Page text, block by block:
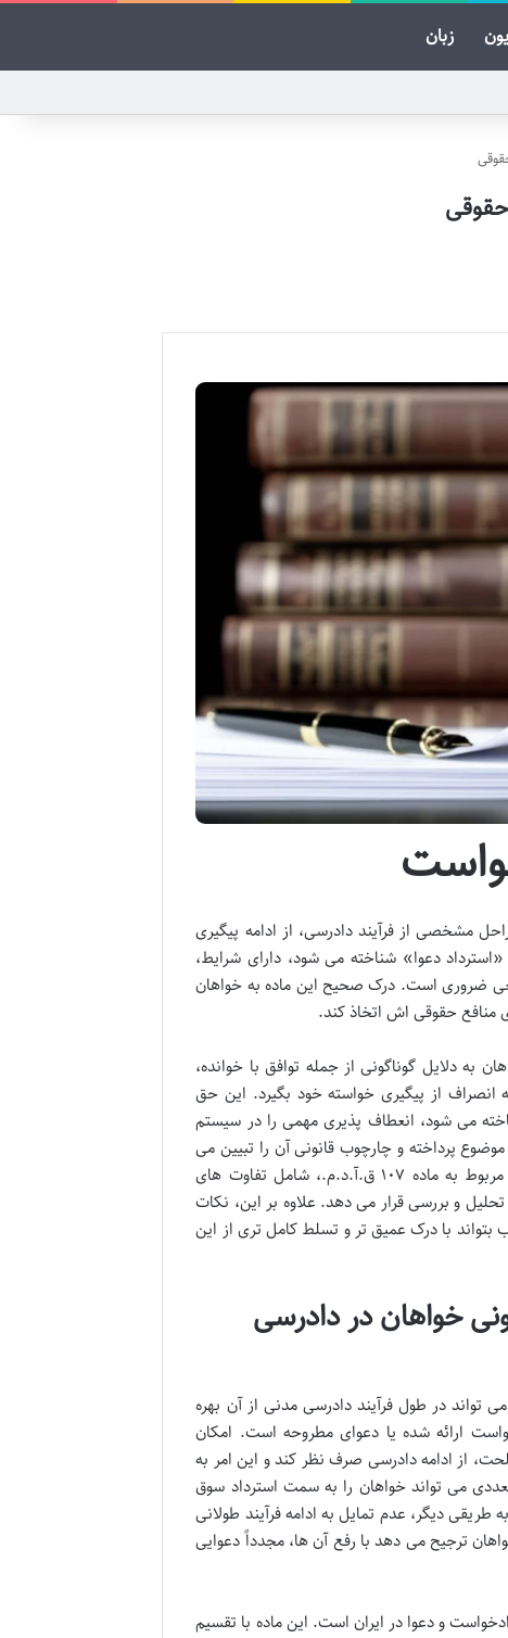
زبان
مشخصی از فرآیند دادرسی، از ادامه پیگیری
دعوا» شناخته می شود، دارای شرایط،
ضروری است. درک صحیح این ماده به خواهان
منافع حقوقی اش اتخاذ کند.
دلایل گوناگونی از جمله توافق با خوانده،
انصراف از پیگیری خواسته خود بگیرد. این حق
می شود، انعطاف پذیری مهمی را در سیستم
تفصیل به این موضوع پرداخته و چارچوب قانونی آن را تبیین می
کند. این مقاله با هدف ارائه یک راهنمای جامع و تخصصی، تمامی ابعاد مربوط به ماده ۱۰۷ ق.آ.د.م.، شامل تفاوت های
و بررسی قرار می دهد. علاوه بر این، نکات
بتواند با درک عمیق تر و تسلط کامل تری از این
خواهان در دادرسی
در طول فرآیند دادرسی مدنی از آن بهره
ارائه شده یا دعوای مطروحه است. امکان
از ادامه دادرسی صرف نظر کند و این امر به
می تواند خواهان را به سمت استرداد سوق
دیگر، عدم تمایل به ادامه فرآیند طولانی
ترجیح می دهد با رفع آن ها، مجدداً دعوایی
دادخواست و دعوا در ایران است. این ماده با تقسیم